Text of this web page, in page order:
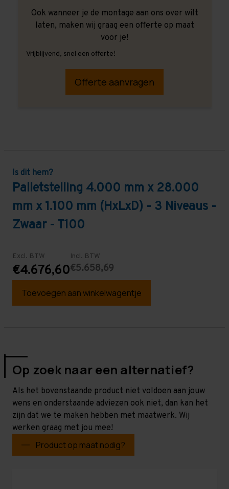
Ook wanneer je de montage aan ons over wilt
laten, maken wij graag een offerte op maat
voor je!
Vrijblijvend, snel een offerte!
Offerte aanvragen
Is dit hem?
Palletstelling 4.000 mm x 28.000
mm x 1.100 mm (HxLxD) - 3 Niveaus -
Zwaar - T100
Excl. BTW
€4.676,60
Incl. BTW
€5.658,69
Toevoegen aan winkelwagentje
Op zoek naar een alternatief?
Als het bovenstaande product niet voldoen aan jouw
wens en onderstaande adviezen ook niet, dan kan het
zijn dat we te maken hebben met maatwerk. Wij
werken graag met jou mee!
Product op maat nodig?